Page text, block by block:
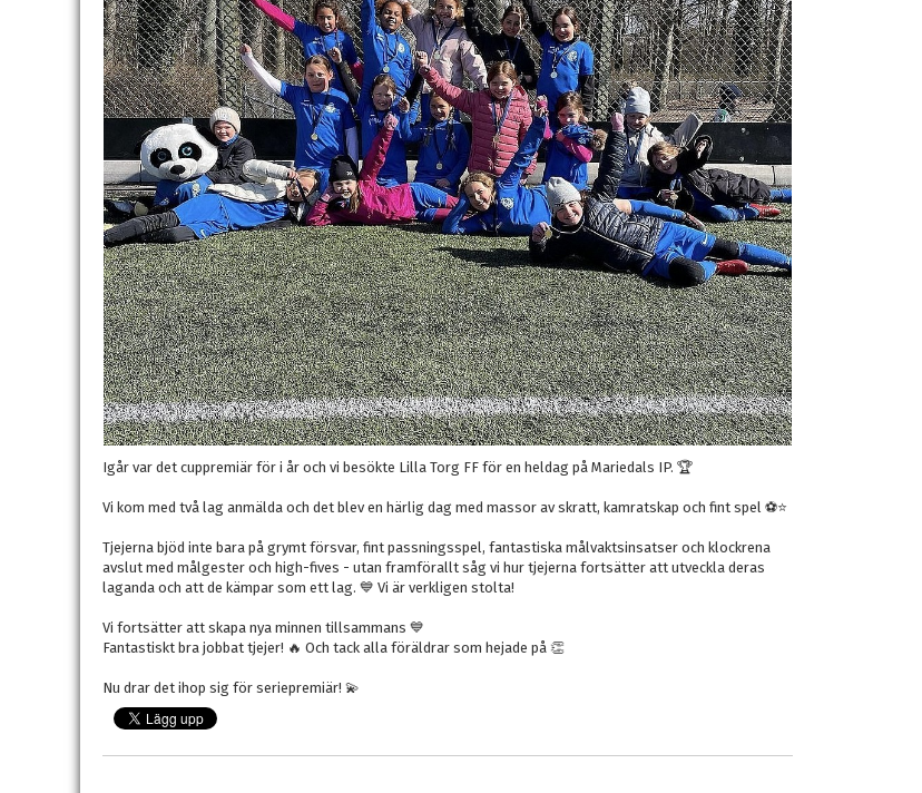
Igår var det cuppremiär för i år och vi besökte Lilla Torg FF för en heldag på Mariedals IP. 🏆
Vi kom med två lag anmälda och det blev en härlig dag med massor av skratt, kamratskap och fint spel ⚽️⭐️
Tjejerna bjöd inte bara på grymt försvar, fint passningsspel, fantastiska målvaktsinsatser och klockrena
avslut med målgester och high-fives - utan framförallt såg vi hur tjejerna fortsätter att utveckla deras
laganda och att de kämpar som ett lag. 💙 Vi är verkligen stolta!
Vi fortsätter att skapa nya minnen tillsammans 💙
Fantastiskt bra jobbat tjejer! 🔥 Och tack alla föräldrar som hejade på 👏
Nu drar det ihop sig för seriepremiär! 💫